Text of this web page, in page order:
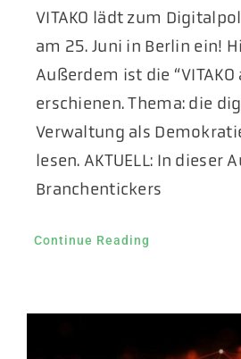
VITAKO lädt zum
am 25. Juni in Berlin ein!
Außerdem ist die
erschienen. Thema: die
Verwaltung als
lesen. AKTUELL: In dieser
Branchentickers
Continue Reading